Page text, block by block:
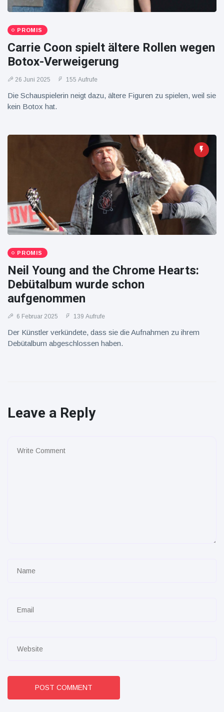
PROMIS
Carrie Coon spielt ältere Rollen wegen
Botox-Verweigerung
26 Juni 2025 155 Aufrufe
Die Schauspielerin neigt dazu, ältere Figuren zu spielen, weil sie
kein Botox hat.
PROMIS
Neil Young and the Chrome Hearts:
Debütalbum wurde schon
aufgenommen
6 Februar 2025 139 Aufrufe
Der Künstler verkündete, dass sie die Aufnahmen zu ihrem
Debütalbum abgeschlossen haben.
Leave a Reply
POST COMMENT